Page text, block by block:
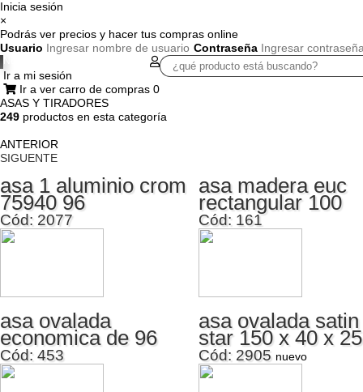
Inicia sesión
×
Podrás ver precios y hacer tus compras online
Usuario
Contraseña
Ir a mi sesión
Ir a ver carro de compras 0
ASAS Y TIRADORES
249 productos en esta categoría
ANTERIOR
SIGUENTE
asa 1 aluminio crom
75940 96
Cód: 2077
asa madera euc
rectangular 100
Cód: 161
asa ovalada
economica de 96
Cód: 453
asa ovalada satin
star 150 x 40 x 25
Cód: 2905 nuevo